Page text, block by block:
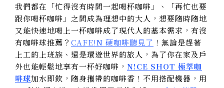
我們都在「忙得沒有時間一起喝杯咖啡」、「再忙也要
跟你喝杯咖啡」之間成為理想中的大人，想要隨時隨地
又能快速地喝上一杯咖啡成了現代人的基本需求，有沒
有咖啡球推薦？ CAFE!N 硬咖啡聽見了 ！無論是趕著
上工的上班族、還是環遊世界的旅人，為了你在家及戶
外也能輕鬆地享有一杯好咖啡， N!CE SHOT 極萃咖
啡球加水即飲，隨身攜帶的咖啡香！不用搭配機器，用